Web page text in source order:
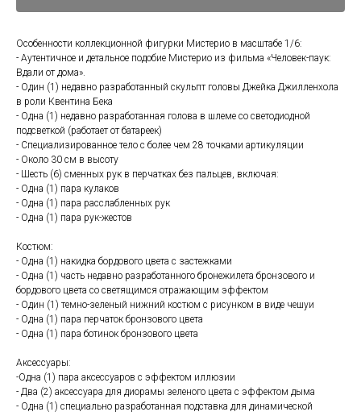
Особенности коллекционной фигурки Мистерио в масштабе 1/6:
- Аутентичное и детальное подобие Мистерио из фильма «Человек-паук:
Вдали от дома».
- Один (1) недавно разработанный скульпт головы Джейка Джилленхола
в роли Квентина Бека
- Одна (1) недавно разработанная голова в шлеме со светодиодной
подсветкой (работает от батареек)
- Специализированное тело с более чем 28 точками артикуляции
- Около 30 см в высоту
- Шесть (6) сменных рук в перчатках без пальцев, включая:
- Одна (1) пара кулаков
- Одна (1) пара расслабленных рук
- Одна (1) пара рук-жестов
Костюм:
- Одна (1) накидка бордового цвета с застежками
- Одна (1) часть недавно разработанного бронежилета бронзового и
бордового цвета со светящимся отражающим эффектом
- Один (1) темно-зеленый нижний костюм с рисунком в виде чешуи
- Одна (1) пара перчаток бронзового цвета
- Одна (1) пара ботинок бронзового цвета
Аксессуары:
-Одна (1) пара аксессуаров с эффектом иллюзии
- Два (2) аксессуара для диорамы зеленого цвета с эффектом дыма
- Одна (1) специально разработанная подставка для динамической